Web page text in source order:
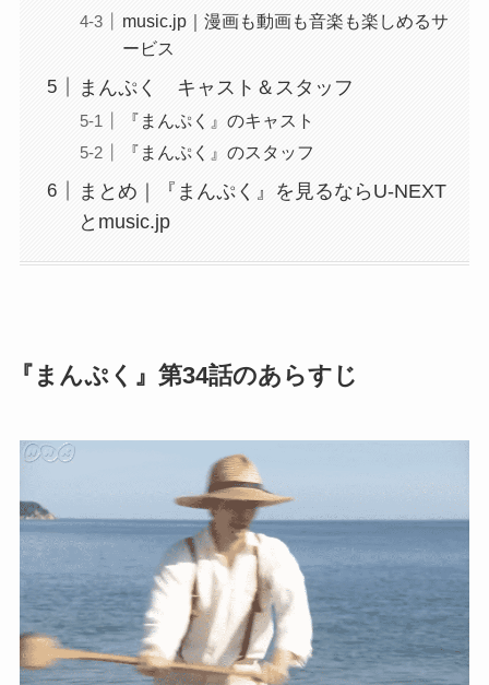
music.jp｜漫画も動画も音楽も楽しめるサ
ービス
まんぷく キャスト＆スタッフ
『まんぷく』のキャスト
『まんぷく』のスタッフ
まとめ｜『まんぷく』を見るならU-NEXT
とmusic.jp
『まんぷく』第34話のあらすじ